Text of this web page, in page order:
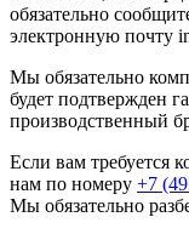
обязательно
электронную почту
Мы обязательно
будет подтвержден
производственный
Если вам требуется
нам по номеру +7
Мы обязательно